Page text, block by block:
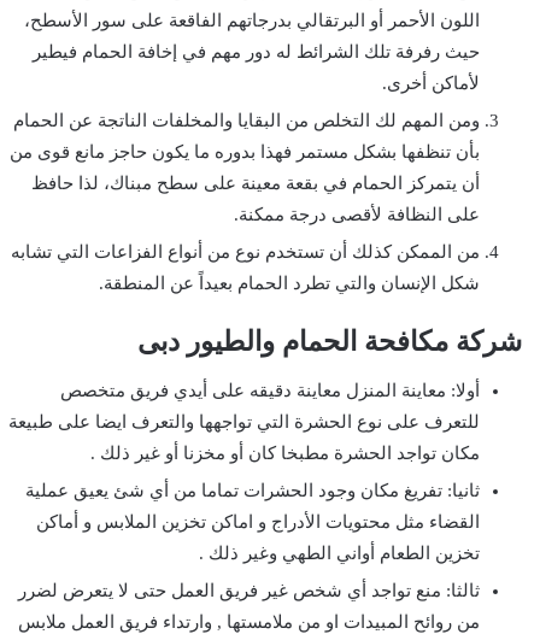
اللون الأحمر أو البرتقالي بدرجاتهم الفاقعة على سور الأسطح،
حيث رفرفة تلك الشرائط له دور مهم في إخافة الحمام فيطير
لأماكن أخرى.
ومن المهم لك التخلص من البقايا والمخلفات الناتجة عن الحمام
بأن تنظفها بشكل مستمر فهذا بدوره ما يكون حاجز مانع قوى من
أن يتمركز الحمام في بقعة معينة على سطح مبناك، لذا حافظ
على النظافة لأقصى درجة ممكنة.
من الممكن كذلك أن تستخدم نوع من أنواع الفزاعات التي تشابه
شكل الإنسان والتي تطرد الحمام بعيداً عن المنطقة.
شركة مكافحة الحمام والطيور دبى
أولا: معاينة المنزل معاينة دقيقه على أيدي فريق متخصص
للتعرف على نوع الحشرة التي تواجهها والتعرف ايضا على طبيعة
مكان تواجد الحشرة مطبخا كان أو مخزنا أو غير ذلك .
ثانيا: تفريغ مكان وجود الحشرات تماما من أي شئ يعيق عملية
القضاء مثل محتويات الأدراج و اماكن تخزين الملابس و أماكن
تخزين الطعام أواني الطهي وغير ذلك .
ثالثا: منع تواجد أي شخص غير فريق العمل حتى لا يتعرض لضرر
من روائح المبيدات او من ملامستها , وارتداء فريق العمل ملابس